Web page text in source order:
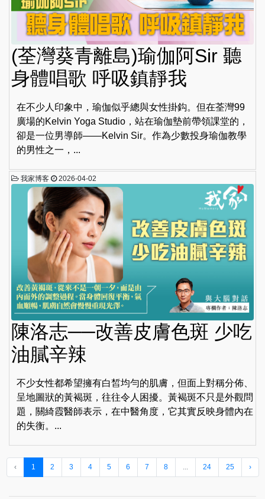
(荃灣葵青離島)瑜伽阿Sir 聽
身體唱歌 呼吸鎮靜我
在不少人印象中，瑜伽似乎總與女性掛鈎。但在荃灣99
廣場的Kelvin Yoga Studio，站在瑜伽墊前帶領課堂的，
卻是一位男導師——Kelvin Sir。作為少數投身瑜伽教學
的男性之一，...
我家博客 2026-04-02
陳洛志──改善皮膚色斑 少吃
油膩辛辣
不少女性都希望擁有白皙均勻的肌膚，但面上對稱分佈、
呈地圖狀的黃褐斑，往往令人困擾。黃褐斑不只是外觀問
題，關綺霞醫師表示，在中醫角度，它其實反映身體內在
的失衡。...
‹ 1 2 3 4 5 6 7 8 24 25 ›